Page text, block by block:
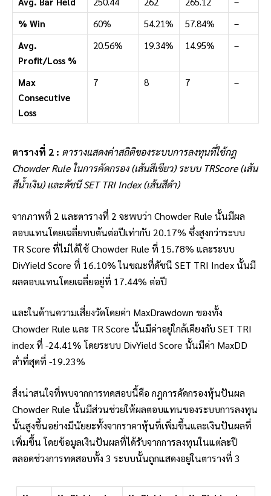
% Win
60% 54.21% 57.84%
–
Avg.
Profit/Loss %
20.56% 19.34% 14.95% –
Max
Consecutive
Loss
7 8 7 –
ตารางที่ 2 : ตารางแสดงค่าสถิติของระบบการลงทุนที่ใช้กฎ
Chowder Rule ในการคัดกรอง (เส้นสีเขียว) ระบบ TRScore (เส้น
สีน้ำเงิน) และดัชนี SET TRI Index (เส้นสีดำ)
จากภาพที่ 2 และตารางที่ 2 จะพบว่า Chowder Rule นั้นมีผล
ตอบแทนโดยเฉลี่ยทบต้นต่อปีเท่ากับ 20.17% ซึ่งสูงกว่าระบบ
TR Score ที่ไม่ได้ใช้ Chowder Rule ที่ 15.78% และระบบ
DivYield Score ที่ 16.10% ในขณะที่ดัชนี SET TRI Index นั้นมี
ผลตอบแทนโดยเฉลี่ยอยู่ที่ 17.44% ต่อปี
และในด้านความเสี่ยงวัดโดยค่า MaxDrawdown ของทั้ง
Chowder Rule และ TR Score นั้นมีค่าอยู่ใกล้เคียงกับ SET TRI
index ที่ -24.41% โดยระบบ DivYield Score นั้นมีค่า MaxDD
ต่ำที่สุดที่ -19.23%
สิ่งน่าสนใจที่พบจากการทดสอบนี้คือ กฎการคัดกรองหุ้นปันผล
Chowder Rule นั้นมีส่วนช่วยให้ผลตอบแทนของระบบการลงทุน
นั้นสูงขึ้นอย่างมีนัยยะทั้งจากราคาหุ้นที่เพิ่มขึ้นและเงินปันผลที่
เพิ่มขึ้น โดยข้อมูลเงินปันผลที่ได้รับจากการลงทุนในแต่ละปี
ตลอดช่วงการทดสอบทั้ง 3 ระบบนั้นถูกแสดงอยู่ในตารางที่ 3